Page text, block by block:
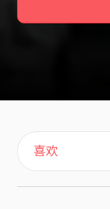
主页
歌单
喜欢
关于